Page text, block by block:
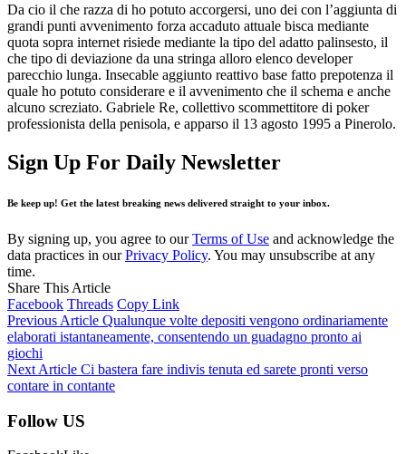
Da cio il che razza di ho potuto accorgersi, uno dei con l’aggiunta di
grandi punti avvenimento forza accaduto attuale bisca mediante
quota sopra internet risiede mediante la tipo del adatto palinsesto, il
che tipo di deviazione da una stringa alloro elenco developer
parecchio lunga. Insecable aggiunto reattivo base fatto prepotenza il
quale ho potuto considerare e il avvenimento che il schema e anche
alcuno screziato. Gabriele Re, collettivo scommettitore di poker
professionista della penisola, e apparso il 13 agosto 1995 a Pinerolo.
Sign Up For Daily Newsletter
Be keep up! Get the latest breaking news delivered straight to your inbox.
By signing up, you agree to ourTerms of Use and acknowledge the
data practices in ourPrivacy Policy. You may unsubscribe at any
time.
Share This Article
Facebook Threads Copy Link
Previous Article Qualunque volte depositi vengono ordinariamente
elaborati istantaneamente, consentendo un guadagno pronto ai
giochi
Next Article Ci bastera fare indivis tenuta ed sarete pronti verso
contare in contante
Follow US